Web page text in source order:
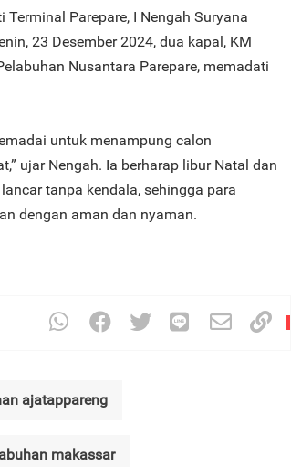
Parepare, I Nengah Suryana
23 Desember 2024, dua kapal, KM
Nusantara Parepare, memadati
untuk menampung calon
ujar Nengah. Ia berharap libur Natal dan
tanpa kendala, sehingga para
dengan aman dan nyaman.
ajatappareng
makassar